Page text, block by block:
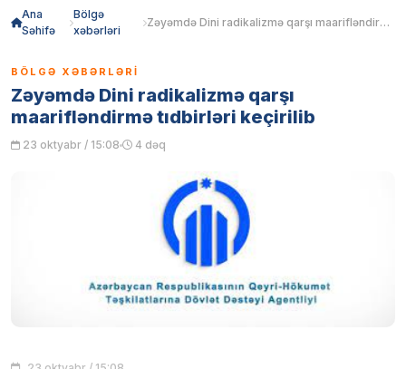
Ana
Səhifə
Bölgə
xəbərləri
Zəyəmdə Dini radikalizmə qarşı maarifləndirmə tıdbirləri keçirilib
BÖLGƏ XƏBƏRLƏRI
Zəyəmdə Dini radikalizmə qarşı
maarifləndirmə tıdbirləri keçirilib
23 oktyabr / 15:08 4 dəq